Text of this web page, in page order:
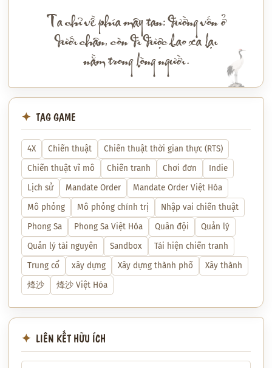
Ta chỉ về phía mây tan: đường vốn ở
dưới chân, còn đi được bao xa lại
nằm trong lòng người.
TAG GAME
4X Chiến thuật
Chiến thuật thời gian thực (RTS)
Chiến thuật vĩ mô
Chiến tranh Chơi đơn
Indie
Lịch sử
Mandate Order
Mandate Order Việt Hóa
Mô phỏng
Mô phỏng chính trị
Nhập vai chiến thuật
Phong Sa
Phong Sa Việt Hóa Quân đội
Quản lý
Quản lý tài nguyên
Sandbox
Tái hiện chiến tranh
Trung cổ
xây dựng Xây dựng thành phố
Xây thành
烽沙
烽沙 Việt Hóa
LIÊN KẾT HỮU ÍCH